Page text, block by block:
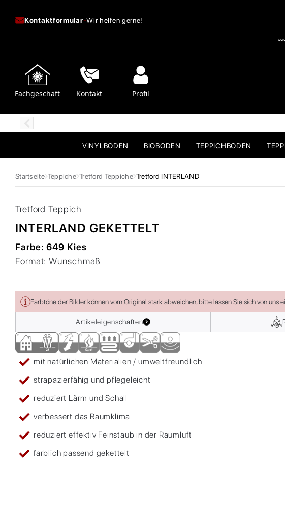
Kontaktformular-Wir helfen gerne!
Fachgeschäft Kontakt Profil
VINYLBODEN BIOBODEN TEPPICHBODEN
Startseite Teppiche Tretford Teppiche Tretford INTERLAND
Tretford Teppich
INTERLAND GEKETTELT
Farbe:649 Kies
Format:Wunschmaß
Farbtöne der Bilder können vom Original stark abweichen, bitte lassen Sie sich von uns
Artikeleigenschaften
mit natürlichen Materialien / umweltfreundlich
strapazierfähig und pflegeleicht
reduziert Lärm und Schall
verbessert das Raumklima
reduziert effektiv Feinstaub in der Raumluft
farblich passend gekettelt